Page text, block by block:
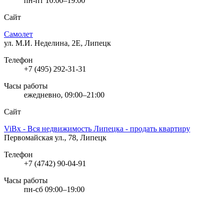
Сайт
Самолет
ул. М.И. Неделина, 2Е, Липецк
Телефон
+7 (495) 292-31-31
Часы работы
ежедневно, 09:00–21:00
Сайт
ViBx - Вся недвижимость Липецка - продать квартиру
Первомайская ул., 78, Липецк
Телефон
+7 (4742) 90-04-91
Часы работы
пн-сб 09:00–19:00